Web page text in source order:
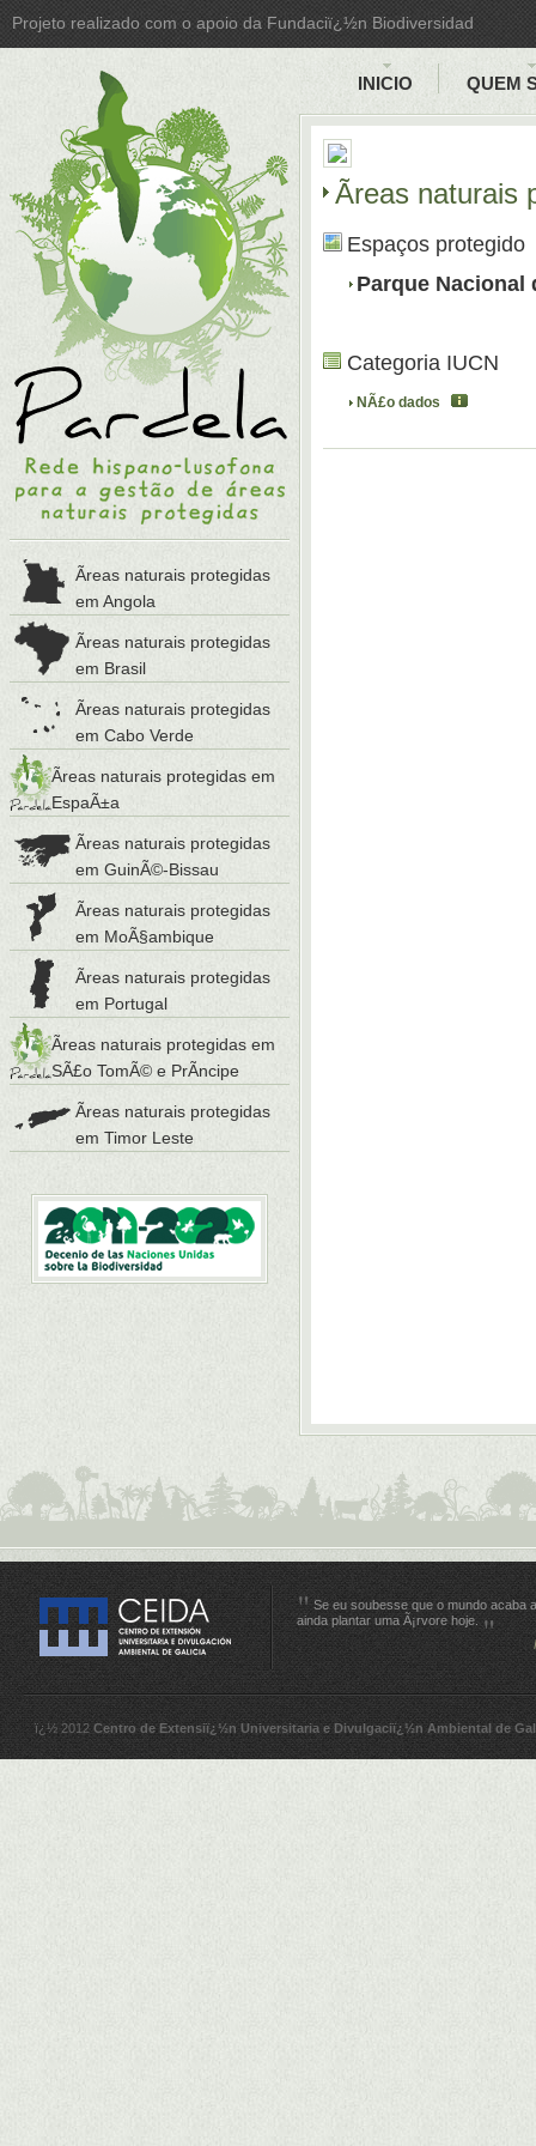
Projeto realizado com o apoio da Fundaciï¿½n Biodiversidad
Ãreas naturais protegidas
em Angola
Ãreas naturais protegidas
em Brasil
Ãreas naturais protegidas
em Cabo Verde
Ãreas naturais protegidas em
EspaÃ±a
Ãreas naturais protegidas
em GuinÃ©-Bissau
Ãreas naturais protegidas
em MoÃ§ambique
Ãreas naturais protegidas
em Portugal
Ãreas naturais protegidas em
SÃ£o TomÃ© e PrÃ­ncipe
Ãreas naturais protegidas
em Timor Leste
INICIO QUEM
Ãreas
Espaços protegido
Parque Nacional
Categoria IUCN
NÃ£o dados
Se eu soubesse que o mundo acaba
ainda plantar uma Ã¡rvore hoje.
ï¿½ 2012Centro de Extensiï¿½n Universitaria e Divulgaciï¿½n Ambiental de